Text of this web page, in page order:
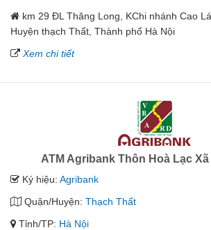
km 29 ĐL Thăng Long, KChi nhánh Cao
Huyện thạch Thất, Thành phố Hà Nội
Xem chi tiết
ATM Agribank Thôn Hoà Lạc
Ký hiệu: Agribank
Quận/Huyện: Thạch Thất
Tỉnh/TP: Hà Nội